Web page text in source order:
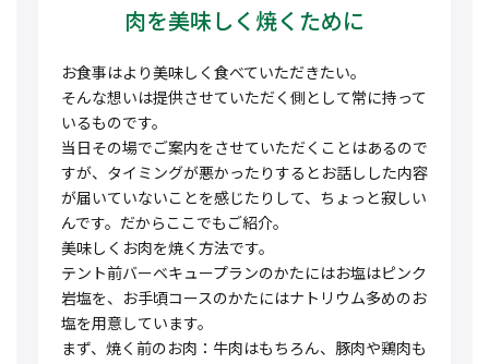
そんな想いは提供させていただく側として常に持って
いるものです。
当日その場でご案内をさせていただくことはあるので
すが、タイミングが悪かったりするとお話しした内容
が届いていないことを感じたりして、ちょっと寂しい
んです。だからここでもご紹介。
美味しくお肉を焼く方法です。
テント前バーベキュープランのかたにはお塩はピンク
岩塩を、お手頃コースのかたにはナトリウム多めのお
塩を用意しています。
まず、焼く前のお肉：牛肉はもちろん、豚肉や鶏肉も
含めて、少し厚みがあるお肉については、焼く直前に